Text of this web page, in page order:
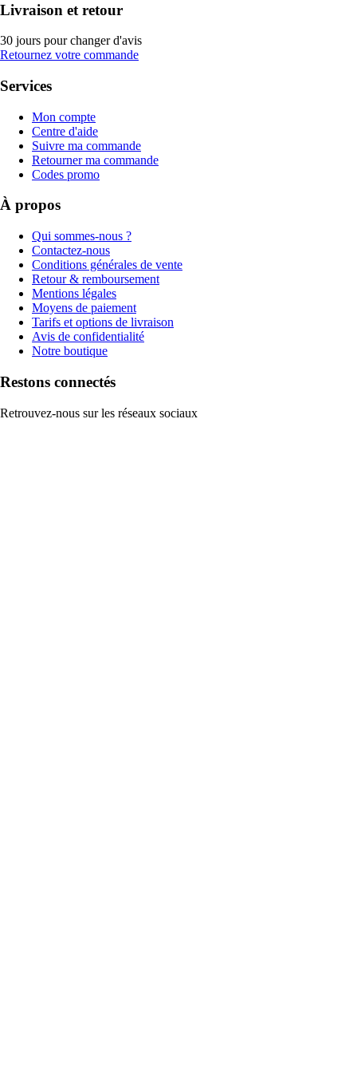
Livraison et retour
30 jours pour changer d'avis
Retournez votre commande
Services
Mon compte
Centre d'aide
Suivre ma commande
Retourner ma commande
Codes promo
À propos
Qui sommes-nous ?
Contactez-nous
Conditions générales de vente
Retour & remboursement
Mentions légales
Moyens de paiement
Tarifs et options de livraison
Avis de confidentialité
Notre boutique
Restons connectés
Retrouvez-nous sur les réseaux sociaux